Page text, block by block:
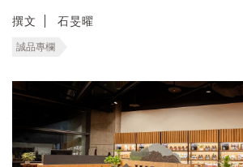
撰文 石旻曜
誠品專欄